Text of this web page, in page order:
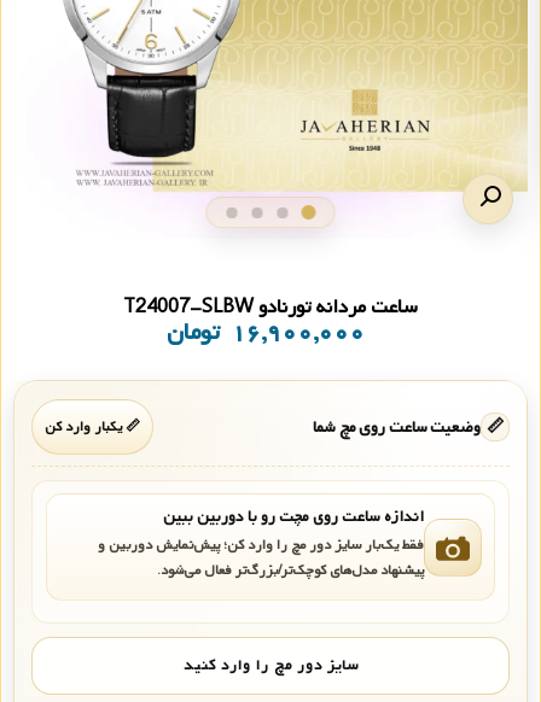
ساعت مردانه تورنادو T24007-SLBW
۱۶,۹۰۰,۰۰۰ تومان
📏 وضعیت ساعت روی مچ شما 📏 یکبار وارد کن
اندازه ساعت روی مچت رو با دوربین ببین
فقط یک‌بار سایز دور مچ را وارد کن؛ پیش‌نمایش دوربین و
پیشنهاد مدل‌های کوچک‌تر/بزرگ‌تر فعال می‌شود.
سایز دور مچ را وارد کنید